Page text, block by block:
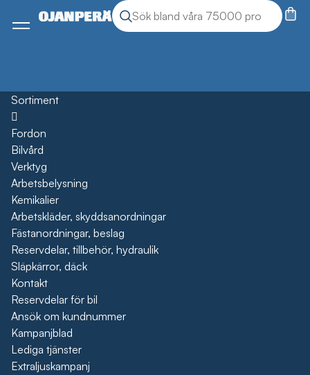
Sök produkter
Sök
Meny
Sortiment
Öppna
Fordon
Bilvård
Verktyg
Arbetsbelysning
Kemikalier
Arbetskläder, skyddsanordningar
Fästanordningar, beslag
Reservdelar, tillbehör, hydraulik
Släpkärror, däck
Kontakt
Reservdelar för bil
Ansök om kundnummer
Kampanjblad
Lediga tjänster
Extraljuskampanj